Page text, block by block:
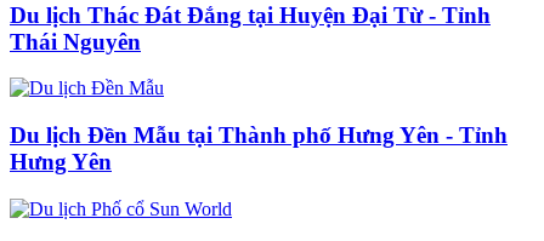
Du lịch Thác Đát Đắng tại Huyện Đại Từ - Tỉnh
Thái Nguyên
Du lịch Đền Mẫu tại Thành phố Hưng Yên - Tỉnh
Hưng Yên